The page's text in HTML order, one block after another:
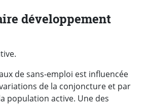
développement
de sans-emploi est influencée
de la conjoncture et par
population active. Une des